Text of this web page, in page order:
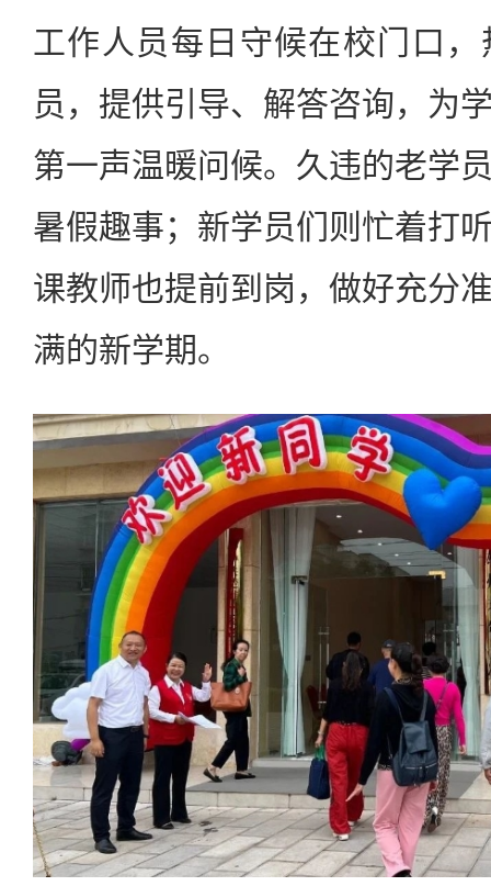
工作人员每日守候在校门口
员，提供引导、解答咨询，为
第一声温暖问候。久违的老学
暑假趣事；新学员们则忙着打
课教师也提前到岗，做好充分
满的新学期。